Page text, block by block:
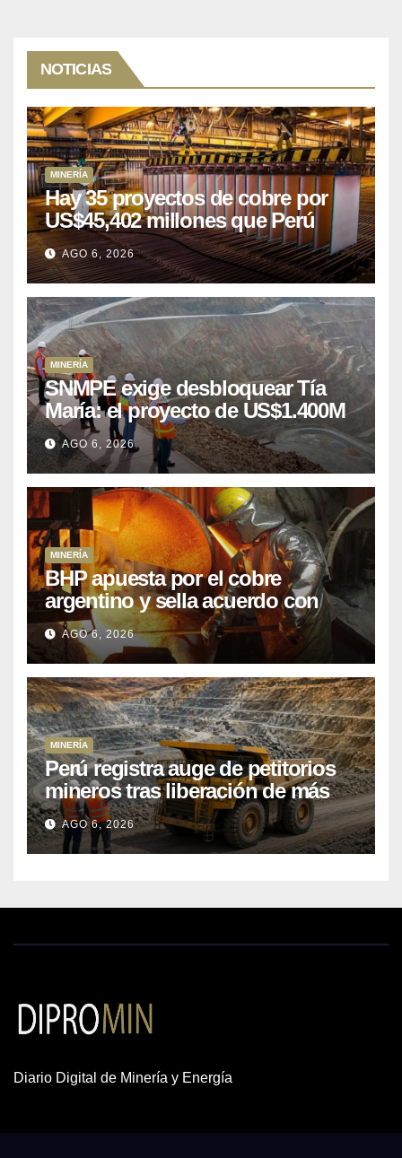
NOTICIAS
MINERÍA
Hay 35 proyectos de cobre por
US$45,402 millones que Perú
puede aprovechar
AGO 6, 2026
MINERÍA
SNMPE exige desbloquear Tía
María: el proyecto de US$1.400M
que Perú lleva 15 años
posponiendo
AGO 6, 2026
MINERÍA
BHP apuesta por el cobre
argentino y sella acuerdo con
Kobrea para siete proyecto
AGO 6, 2026
MINERÍA
Perú registra auge de petitorios
mineros tras liberación de más
de mil concesiones para explorar
cobre y oro
AGO 6, 2026
Diario Digital de Minería y Energía